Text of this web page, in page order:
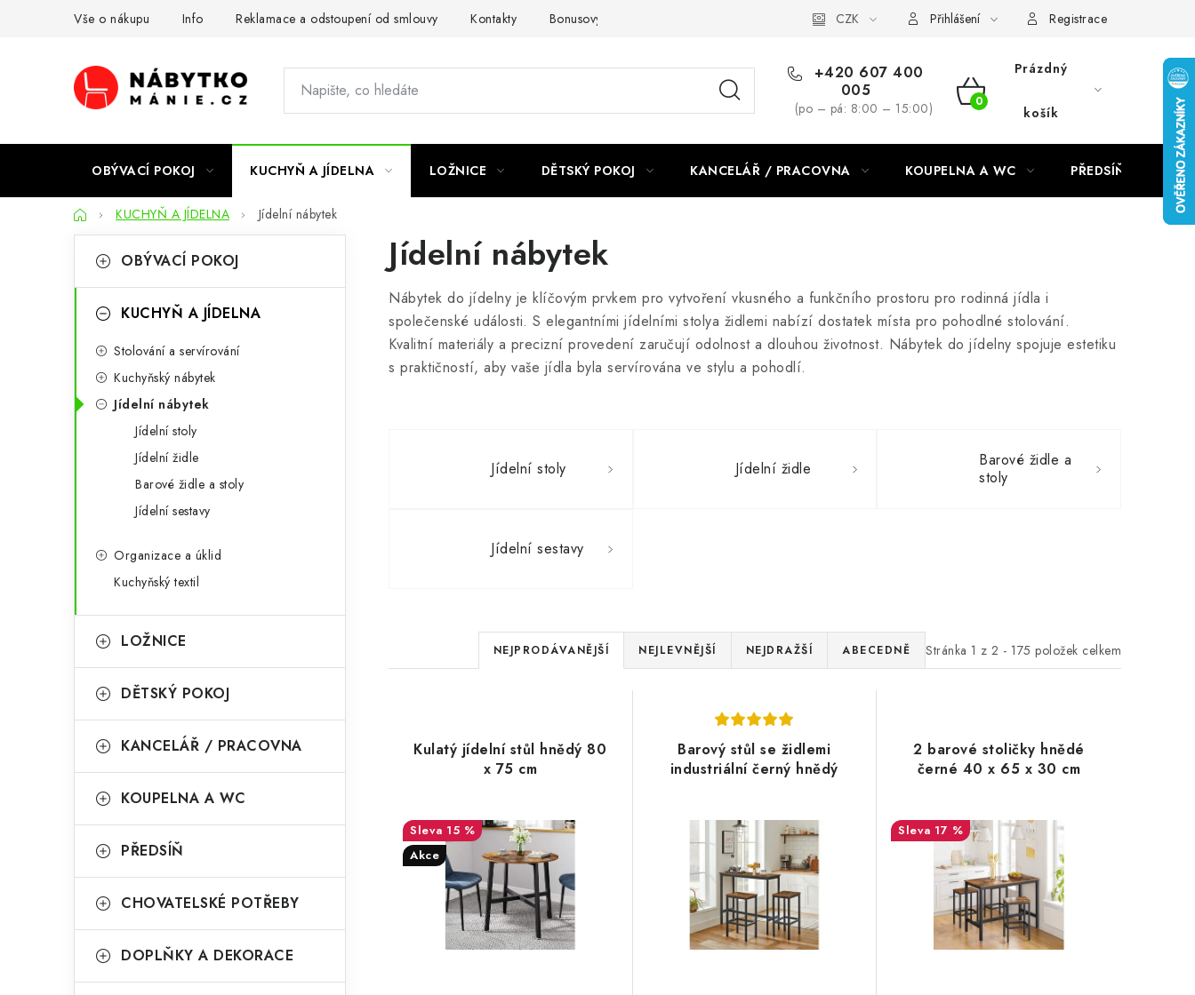
Vše o nákupu Info Reklamace a odstoupení od smlouvy Kontakty Bonusový program NBM+ CZK Přihlášení Registrace
+420 607 400
005
(po – pá: 8:00 – 15:00)
NÁKUPNÍ
Prázdný
košík
OBÝVACÍ POKOJ KUCHYŇ A JÍDELNA LOŽNICE DĚTSKÝ POKOJ KANCELÁŘ / PRACOVNA KOUPELNA A WC PŘEDSÍŇ
DomůKUCHYŇ A JÍDELNA Jídelní nábytek
o
a
n
kategorie
a
o
OBÝVACÍ POKOJ
KUCHYŇ A JÍDELNA
Stolování a servírování
Kuchyňský nábytek
Jídelní nábytek
Jídelní stoly
Jídelní židle
Barové židle a stoly
Jídelní sestavy
Organizace a úklid
Kuchyňský textil
LOŽNICE
DĚTSKÝ POKOJ
KANCELÁŘ / PRACOVNA
KOUPELNA A WC
PŘEDSÍŇ
CHOVATELSKÉ POTŘEBY
DOPLŇKY A DEKORACE
Jídelní nábytek
Nábytek do jídelny je klíčovým prvkem pro vytvoření vkusného a funkčního prostoru pro rodinná jídla i
společenské události. S elegantními jídelními stolya židlemi nabízí dostatek místa pro pohodlné stolování.
Kvalitní materiály a precizní provedení zaručují odolnost a dlouhou životnost. Nábytek do jídelny spojuje estetiku
s praktičností, aby vaše jídla byla servírována ve stylu a pohodlí.
Jídelní stoly Jídelní židle
Barové židle a
stoly
Jídelní sestavy
Stránka 1 z 2 - 175 položek celkem
Ř
a
e
n
í
p
r
o
d
NEJPRODÁVANĚJŠÍ NEJLEVNĚJŠÍ NEJDRAŽŠÍ ABECEDNĚ
p
Kulatý jídelní stůl hnědý 80
x 75 cm
15 %
Akce
Barový stůl se židlemi
industriální černý hnědý
2 barové stoličky hnědé
černé 40 x 65 x 30 cm
17 %